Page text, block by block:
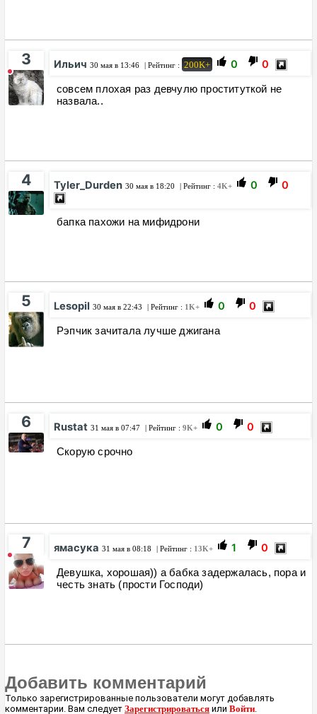
3 Ильич 30 мая в 13:46 | Рейтинг : 200K+ 0 0
совсем плохая раз девчулю проституткой не
назвала..
4 Tyler_Durden 30 мая в 18:20 | Рейтинг : 4K+ 0 0
бапка пахожи на мифидрони
5 Lesopil 30 мая в 22:43 | Рейтинг : 1K+ 0 0
Рэпчик зачитала лучше джигана
6 Rustat 31 мая в 07:47 | Рейтинг : 9K+ 0 0
Скорую срочно
7 ямасука 31 мая в 08:18 | Рейтинг : 13K+ 1 0
Девушка, хорошая)) а бабка задержалась, пора и
честь знать (прости Господи)
Добавить комментарий
Только зарегистрированные пользователи могут добавлять
комментарии. Вам следует Зарегистрироваться или Войти